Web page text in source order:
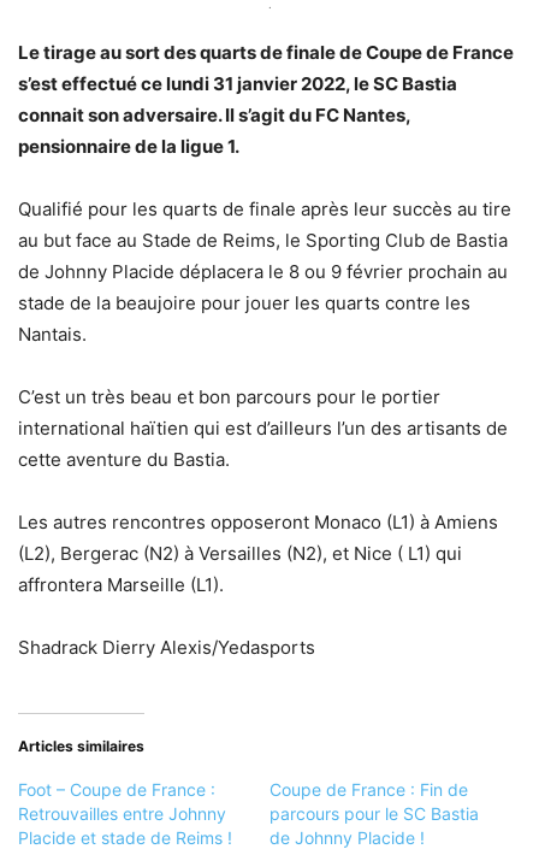
Le tirage au sort des quarts de finale de Coupe de France
s’est effectué ce lundi 31 janvier 2022, le SC Bastia
connait son adversaire. Il s’agit du FC Nantes,
pensionnaire de la ligue 1.
Qualifié pour les quarts de finale après leur succès au tire
au but face au Stade de Reims, le Sporting Club de Bastia
de Johnny Placide déplacera le 8 ou 9 février prochain au
stade de la beaujoire pour jouer les quarts contre les
Nantais.
C’est un très beau et bon parcours pour le portier
international haïtien qui est d’ailleurs l’un des artisants de
cette aventure du Bastia.
Les autres rencontres opposeront Monaco (L1) à Amiens
(L2), Bergerac (N2) à Versailles (N2), et Nice ( L1) qui
affrontera Marseille (L1).
Shadrack Dierry Alexis/Yedasports
Articles similaires
Foot – Coupe de France :
Retrouvailles entre Johnny
Placide et stade de Reims !
Coupe de France : Fin de
parcours pour le SC Bastia
de Johnny Placide !